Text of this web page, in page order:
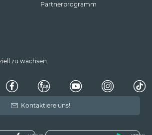
Partnerprogramm
zu wachsen.
Kontaktiere uns!